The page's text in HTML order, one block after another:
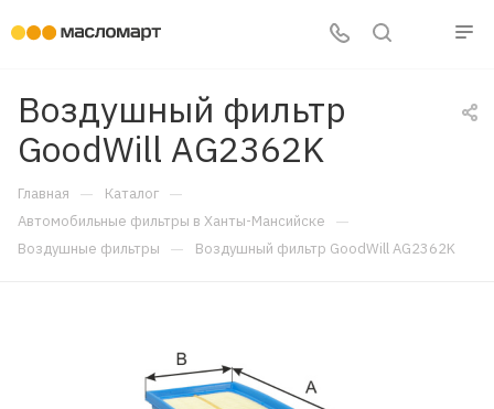
Воздушный фильтр
GoodWill AG2362K
Главная — Каталог —
Автомобильные фильтры в Ханты-Мансийске —
Воздушные фильтры — Воздушный фильтр GoodWill AG2362K